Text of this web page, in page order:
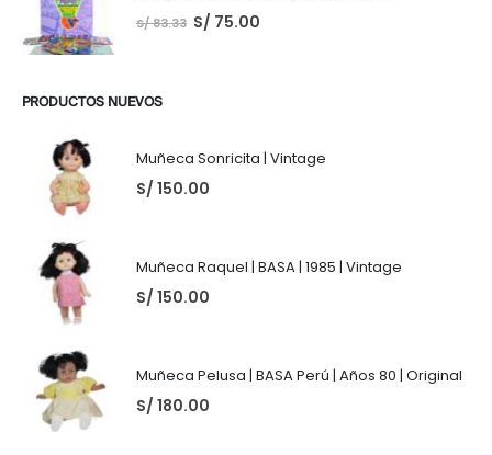
S/83.33 S/ 75.00
PRODUCTOS NUEVOS
Muñeca Sonricita | Vintage
S/ 150.00
Muñeca Raquel | BASA | 1985 | Vintage
S/ 150.00
Muñeca Pelusa | BASA Perú | Años 80 | Original
S/ 180.00